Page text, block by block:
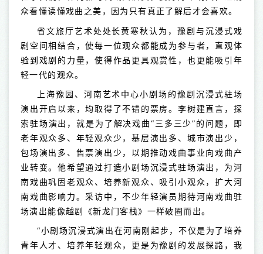
众看懂读懂戏曲之美，因为只有真正了解后才会喜欢。
省文旅厅艺术处处长黄寒秋认为，豫剧与沉浸式戏
剧空间相结合，使每一位观众都能成为参与者，直观体
验到戏剧的力量，使得作品更具观赏性，也更能吸引年
轻一代的观众。
上海豫园、河南艺术中心小剧场的豫剧沉浸式驻场
演出开启以来，均取得了不错的票房。李树建直言，探
索驻场演出，就是为了解决戏曲“三多三少”的问题，即
老年观众多、年轻观众少，基层演出多、城市演出少，
包场演出多、售票演出少，以期推动戏曲事业向戏曲产
业转变。他希望通过打造小剧场沉浸式驻场演出，为河
南戏曲巩固老观众、培养新观众、吸引小观众，扩大河
南戏曲影响力。采访中，不少年轻演员期待河南戏曲驻
场演出能像越剧《新龙门客栈》一样破圈而出。
“小剧场沉浸式演出在河南刚起步，不仅是为了培养
青年人才、培养年轻观众，更是为豫剧的发展探路，我